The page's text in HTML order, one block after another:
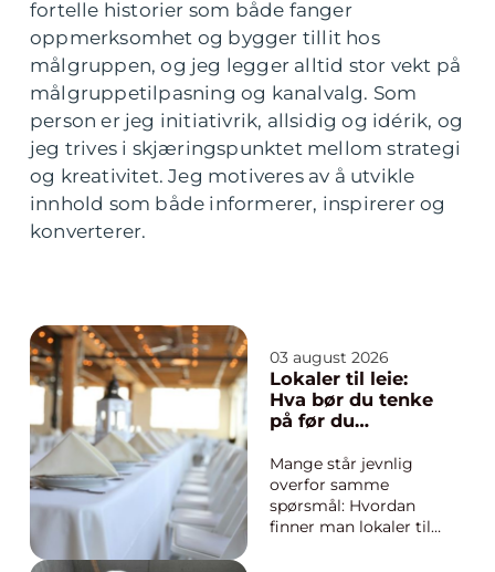
fortelle historier som både fanger
oppmerksomhet og bygger tillit hos
målgruppen, og jeg legger alltid stor vekt på
målgruppetilpasning og kanalvalg. Som
person er jeg initiativrik, allsidig og idérik, og
jeg trives i skjæringspunktet mellom strategi
og kreativitet. Jeg motiveres av å utvikle
innhold som både informerer, inspirerer og
konverterer.
03 august 2026
Lokaler til leie:
Hva bør du tenke
på før du
for å leie lokale?
Mange står jevnlig
overfor samme
spørsmål: Hvordan
finner man lokaler til